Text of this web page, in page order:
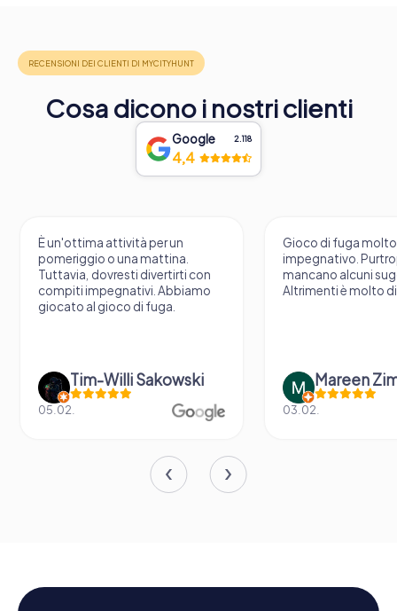
Cosa dicono i nostri clienti
Google 2.118
4,4
È un'ottima attività per un
pomeriggio o una mattina.
Tuttavia, dovresti divertirti con
compiti impegnativi. Abbiamo
giocato al gioco di fuga.
Tim-Willi Sakowski
05.02.
Gioco di fuga molto
impegnativo.
mancano alcuni
Altrimenti è molto
Mareen
03.02.